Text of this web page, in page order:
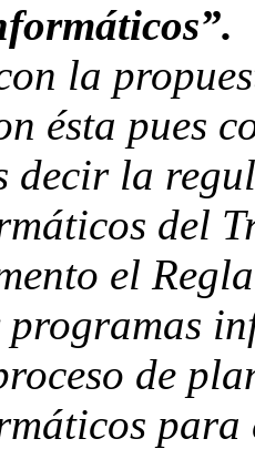
la
ésta pues
decir la
del
el
programas
de